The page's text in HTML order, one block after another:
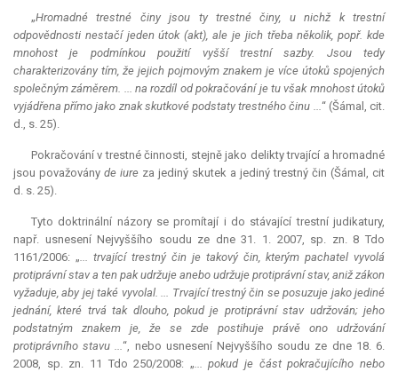
„Hromadné trestné činy jsou ty trestné činy, u nichž k trestní
odpovědnosti nestačí jeden útok (akt), ale je jich třeba několik, popř. kde
mnohost je podmínkou použití vyšší trestní sazby. Jsou tedy
charakterizovány tím, že jejich pojmovým znakem je více útoků spojených
společným záměrem. ... na rozdíl od pokračování je tu však mnohost útoků
vyjádřena přímo jako znak skutkové podstaty trestného činu ...“ (Šámal, cit.
d., s. 25).
Pokračování v trestné činnosti, stejně jako delikty trvající a hromadné
jsou považovány de iure za jediný skutek a jediný trestný čin (Šámal, cit
d. s. 25).
Tyto doktrinální názory se promítají i do stávající trestní judikatury,
např. usnesení Nejvyššího soudu ze dne 31. 1. 2007, sp. zn. 8 Tdo
1161/2006: „... trvající trestný čin je takový čin, kterým pachatel vyvolá
protiprávní stav a ten pak udržuje anebo udržuje protiprávní stav, aniž zákon
vyžaduje, aby jej také vyvolal. ... Trvající trestný čin se posuzuje jako jediné
jednání, které trvá tak dlouho, pokud je protiprávní stav udržován; jeho
podstatným znakem je, že se zde postihuje právě ono udržování
protiprávního stavu ...“, nebo usnesení Nejvyššího soudu ze dne 18. 6.
2008, sp. zn. 11 Tdo 250/2008: „... pokud je část pokračujícího nebo